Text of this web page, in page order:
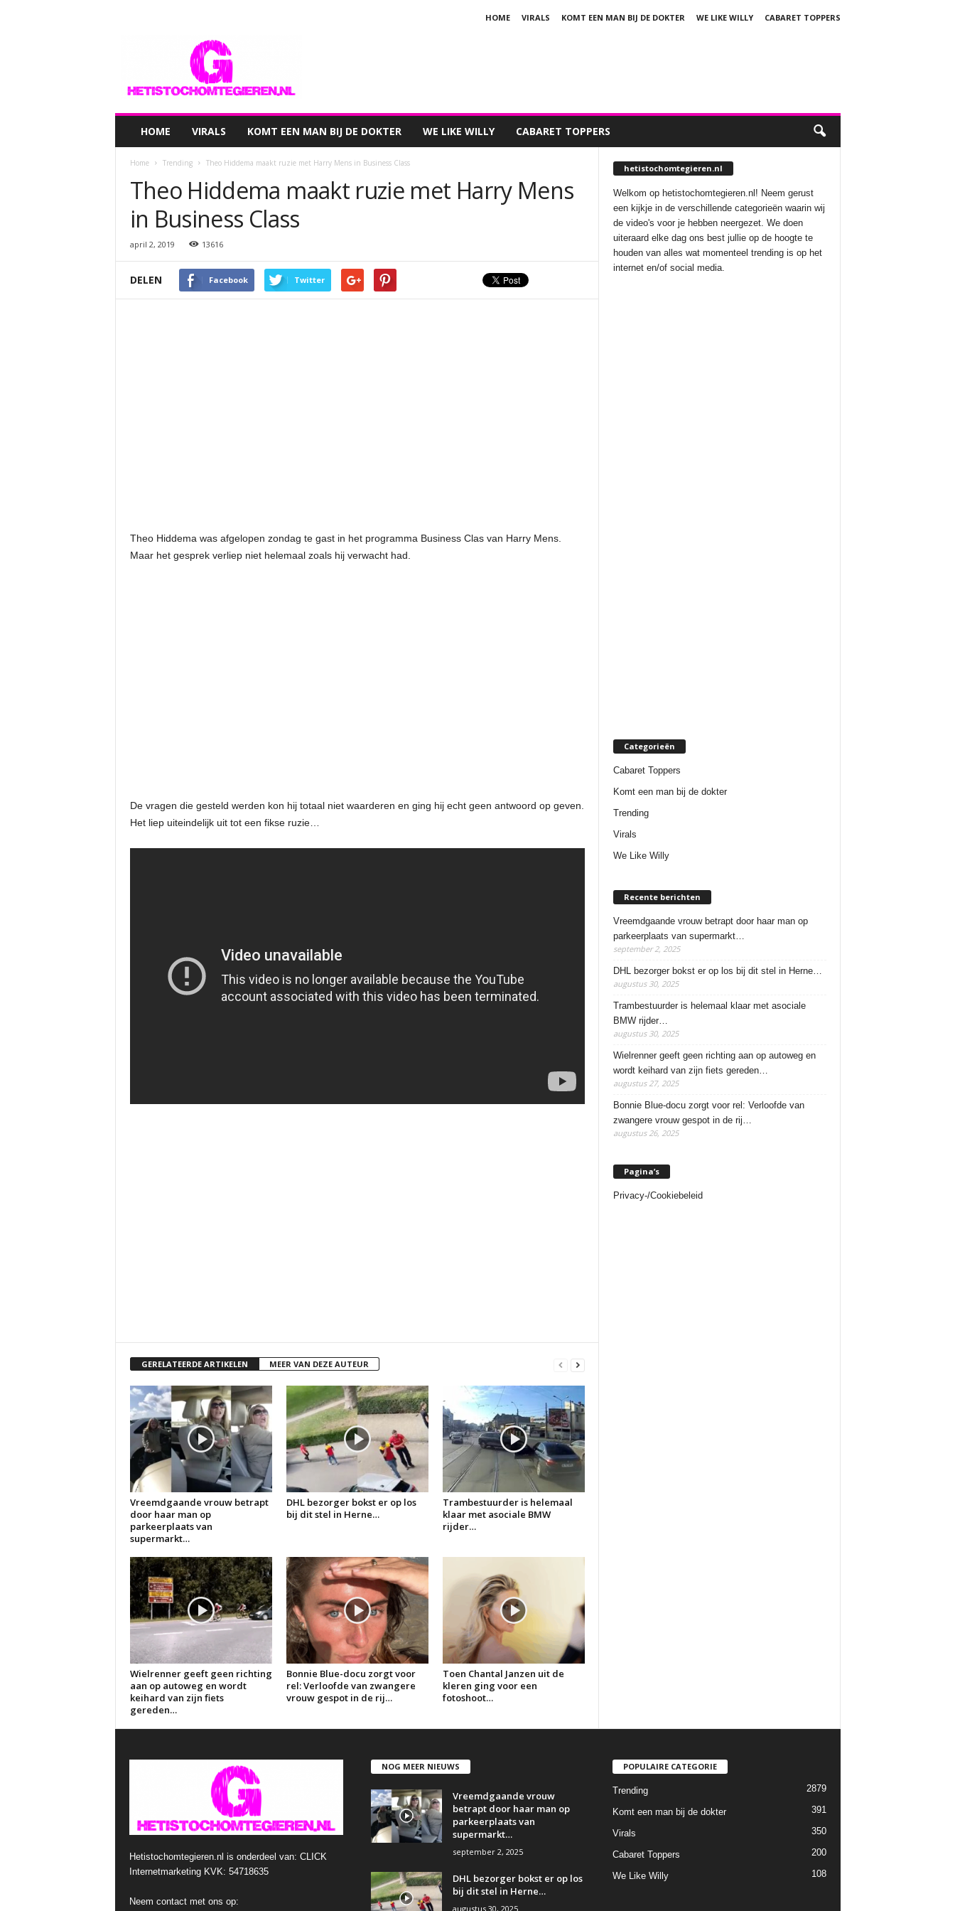
HOME VIRALS KOMT EEN MAN BIJ DE DOKTER WE LIKE WILLY
CABARET TOPPERS
HOME VIRALS KOMT EEN MAN BIJ DE DOKTER WE LIKE WILLY CABARET TOPPERS
Home Trending Theo Hiddema maakt ruzie met Harry Mens in Business Class
Theo Hiddema maakt ruzie met Harry Mens
in Business Class
april 2, 2019 13616
DELEN Facebook Twitter
Theo Hiddema was afgelopen zondag te gast in het programma Business Clas van Harry Mens.
Maar het gesprek verliep niet helemaal zoals hij verwacht had.
De vragen die gesteld werden kon hij totaal niet waarderen en ging hij echt geen antwoord op geven.
Het liep uiteindelijk uit tot een fikse ruzie…
GERELATEERDE ARTIKELEN MEER VAN DEZE AUTEUR
Vreemdgaande vrouw betrapt
door haar man op
parkeerplaats van
supermarkt…
DHL bezorger bokst er op los
bij dit stel in Herne…
Trambestuurder is helemaal
klaar met asociale BMW
rijder…
Wielrenner geeft geen richting
aan op autoweg en wordt
keihard van zijn fiets
gereden…
Bonnie Blue-docu zorgt voor
rel: Verloofde van zwangere
vrouw gespot in de rij…
Toen Chantal Janzen uit de
kleren ging voor een
fotoshoot…
hetistochomtegieren.nl
Welkom op hetistochomtegieren.nl! Neem gerust
een kijkje in de verschillende categorieën waarin wij
de video's voor je hebben neergezet. We doen
uiteraard elke dag ons best jullie op de hoogte te
houden van alles wat momenteel trending is op het
internet en/of social media.
Categorieën
Cabaret Toppers
Komt een man bij de dokter
Trending
Virals
We Like Willy
Recente berichten
Vreemdgaande vrouw betrapt door haar man op
parkeerplaats van supermarkt…
september 2, 2025
DHL bezorger bokst er op los bij dit stel in Herne…
augustus 30, 2025
Trambestuurder is helemaal klaar met asociale
BMW rijder…
augustus 30, 2025
Wielrenner geeft geen richting aan op autoweg en
wordt keihard van zijn fiets gereden…
augustus 27, 2025
Bonnie Blue-docu zorgt voor rel: Verloofde van
zwangere vrouw gespot in de rij…
augustus 26, 2025
Pagina’s
Privacy-/Cookiebeleid
Hetistochomtegieren.nl is onderdeel van: CLICK
Internetmarketing KVK: 54718635
Neem contact met ons op:
NOG MEER NIEUWS
Vreemdgaande vrouw
betrapt door haar man op
parkeerplaats van
supermarkt…
september 2, 2025
DHL bezorger bokst er op los
bij dit stel in Herne…
augustus 30, 2025
POPULAIRE CATEGORIE
Trending 2879
Komt een man bij de dokter 391
Virals 350
Cabaret Toppers 200
We Like Willy 108